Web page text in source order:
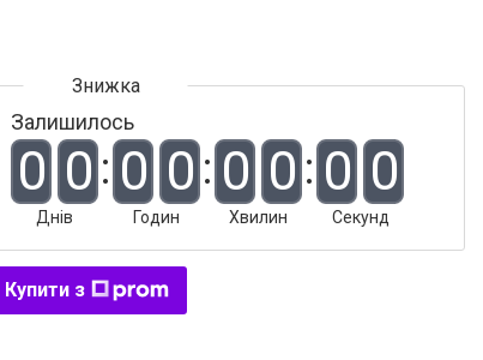
Залишилось
0 0
Днів
0 0
Годин
0 0
Хвилин
0 0
Секунд
Купити з